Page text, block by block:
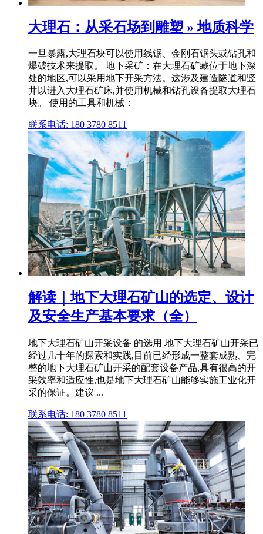
大理石：从采石场到雕塑 » 地质科学
一旦暴露,大理石块可以使用线锯、金刚石锯头或钻孔和
爆破技术来提取。 地下采矿：在大理石矿藏位于地下深
处的地区,可以采用地下开采方法。这涉及建造隧道和竖
井以进入大理石矿床,并使用机械和钻孔设备提取大理石
块。 使用的工具和机械：
联系电话: 180 3780 8511
解读｜地下大理石矿山的选定、设计
及安全生产基本要求（全）
地下大理石矿山开采设备 的选用 地下大理石矿山开采已
经过几十年的探索和实践,目前已经形成一整套成熟、完
整的地下大理石矿山开采的配套设备产品,具有很高的开
采效率和适应性,也是地下大理石矿山能够实施工业化开
采的保证。建议 ...
联系电话: 180 3780 8511